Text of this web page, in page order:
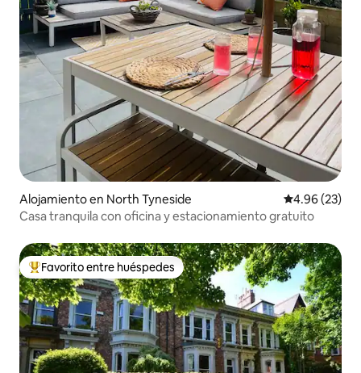
Alojamiento en North Tyneside Calificación
4.96 (23)
Casa tranquila con oficina y estacionamiento gratuito
Favorito entre huéspedes preferido
Favorito entre huéspedes